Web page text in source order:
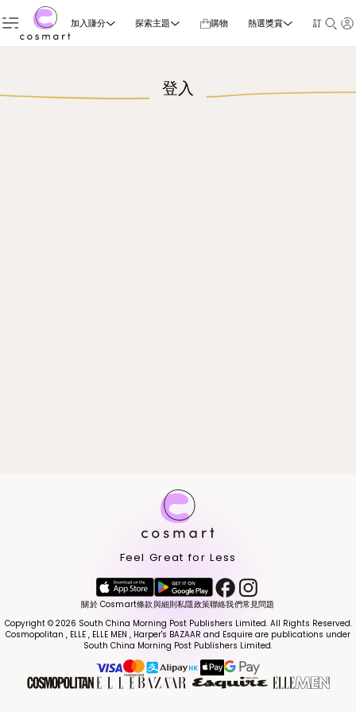
加入賺分 探索主題 購物 熱選獎賞 訂閱雜誌
登入
Feel Great for Less
關於 Cosmart條款與細則私隱政策聯絡我們常見問題
Copyright © 2026 South China Morning Post Publishers Limited. All Rights Reserved.
Cosmopolitan , ELLE , ELLE MEN , Harper's BAZAAR and Esquire are publications under
South China Morning Post Publishers Limited.